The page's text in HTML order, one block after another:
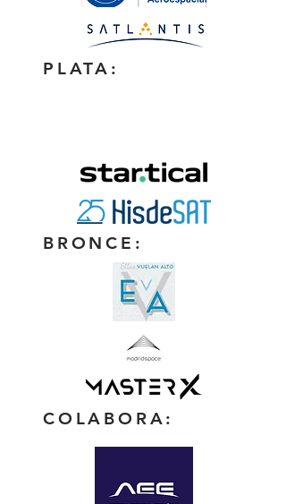
PLATA:
BRONCE:
COLABORA: